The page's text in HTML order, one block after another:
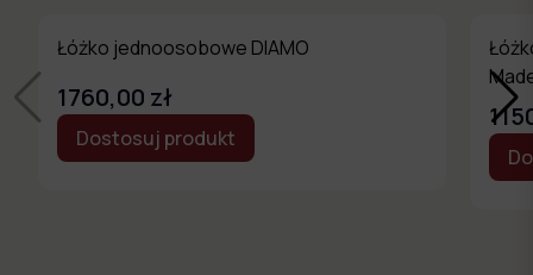
Łóżko jednoosobowe DIAMO
1760,00 zł
Dostosuj produkt